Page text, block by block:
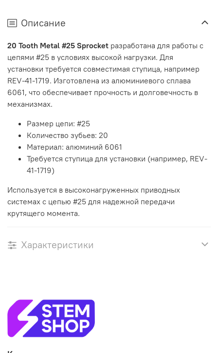
Описание
20 Tooth Metal #25 Sprocket разработана для работы с
цепями #25 в условиях высокой нагрузки. Для
установки требуется совместимая ступица, например
REV-41-1719. Изготовлена из алюминиевого сплава
6061, что обеспечивает прочность и долговечность в
механизмах.
Размер цепи: #25
Количество зубьев: 20
Материал: алюминий 6061
Требуется ступица для установки (например, REV-
41-1719)
Используется в высоконагруженных приводных
системах с цепью #25 для надежной передачи
крутящего момента.
Характеристики